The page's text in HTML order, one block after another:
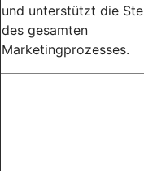
und unterstützt die
des gesamten
Marketingprozesses.